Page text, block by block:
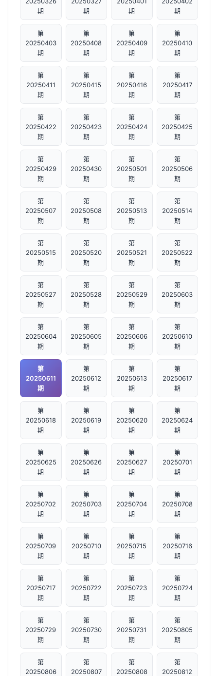
期
期
期
期
第
20250403
期
第
20250408
期
第
20250409
期
第
20250410
期
第
20250411
期
第
20250415
期
第
20250416
期
第
20250417
期
第
20250422
期
第
20250423
期
第
20250424
期
第
20250425
期
第
20250429
期
第
20250430
期
第
20250501
期
第
20250506
期
第
20250507
期
第
20250508
期
第
20250513
期
第
20250514
期
第
20250515
期
第
20250520
期
第
20250521
期
第
20250522
期
第
20250527
期
第
20250528
期
第
20250529
期
第
20250603
期
第
20250604
期
第
20250605
期
第
20250606
期
第
20250610
期
第
20250611
期
第
20250612
期
第
20250613
期
第
20250617
期
第
20250618
期
第
20250619
期
第
20250620
期
第
20250624
期
第
20250625
期
第
20250626
期
第
20250627
期
第
20250701
期
第
20250702
期
第
20250703
期
第
20250704
期
第
20250708
期
第
20250709
期
第
20250710
期
第
20250715
期
第
20250716
期
第
20250717
期
第
20250722
期
第
20250723
期
第
20250724
期
第
20250729
期
第
20250730
期
第
20250731
期
第
20250805
期
第
20250806
第
20250807
第
20250808
第
20250812